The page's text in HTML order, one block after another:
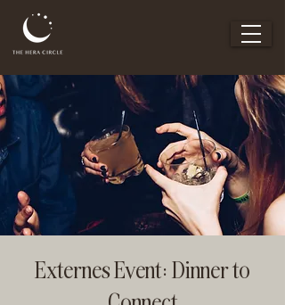
Externes Event: Dinner to